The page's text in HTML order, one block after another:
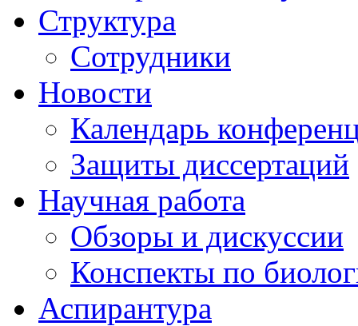
Структура
Сотрудники
Новости
Календарь
Защиты диссертаций
Научная работа
Обзоры и дискуссии
Конспекты по
Аспирантура